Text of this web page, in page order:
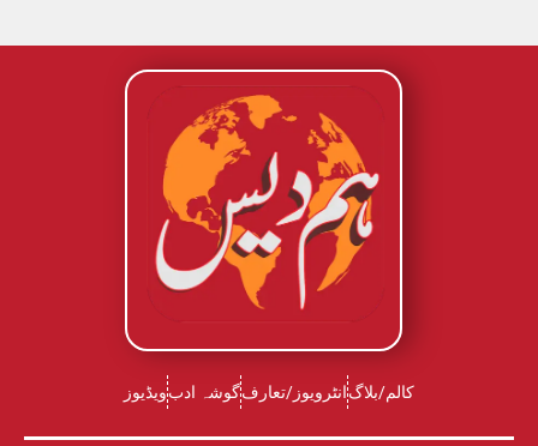
کالم/بلاگانٹرویوز/تعارفگوشہ ادبویڈیوز